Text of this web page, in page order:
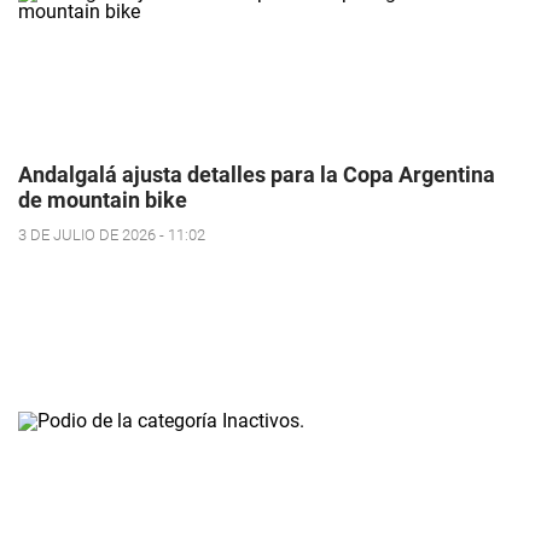
Andalgalá ajusta detalles para la Copa Argentina
de mountain bike
3 DE JULIO DE 2026 - 11:02